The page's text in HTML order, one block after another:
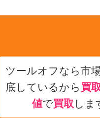
ツールオフなら市
底しているから 買
値で買取 しま